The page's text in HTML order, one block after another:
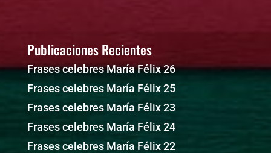
Publicaciones Recientes
Frases celebres María Félix 26
Frases celebres María Félix 25
Frases celebres María Félix 23
Frases celebres María Félix 24
Frases celebres María Félix 22